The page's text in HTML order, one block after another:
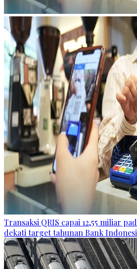
Transaksi QRIS capai 12,55 miliar
dekati target tahunan Bank